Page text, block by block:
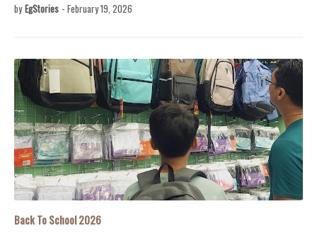
by EgStories - February 19, 2026
Back To School 2026